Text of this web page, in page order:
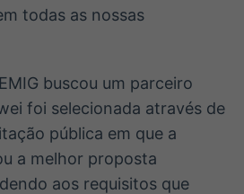
todas as nossas
buscou um parceiro
foi selecionada através de
pública em que a
a melhor proposta
aos requisitos que